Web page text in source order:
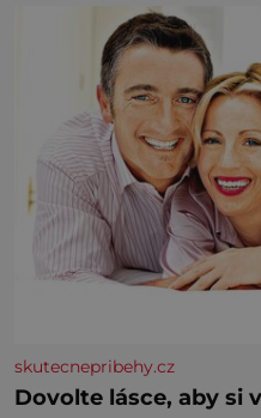
skutecnepribehy.cz
Dovolte lásce, aby si